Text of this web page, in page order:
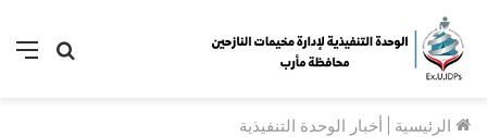
بحث
الرئيسية أخبار الوحدة التنفيذية